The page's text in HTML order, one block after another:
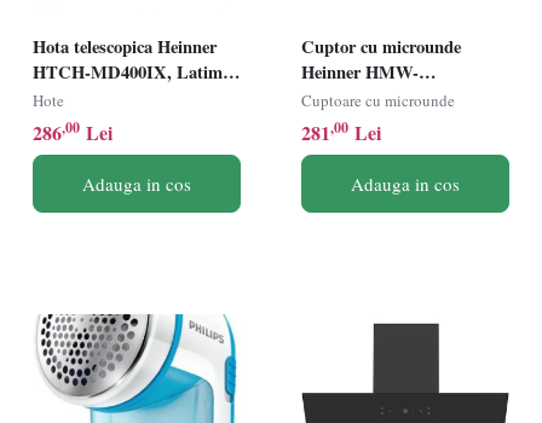
Hota telescopica Heinner
HTCH-MD400IX, Latime
60cm, Capacitate absorbtie
400m3/h, 2 trepte de viteza,
Inox
Hote
286,00 Lei
Adauga in cos
Cuptor cu microunde
Heinner HMW-
MD20MWH, 20L, Control
mecanic, 700W, Alb
Cuptoare cu microunde
281,00 Lei
Adauga in cos